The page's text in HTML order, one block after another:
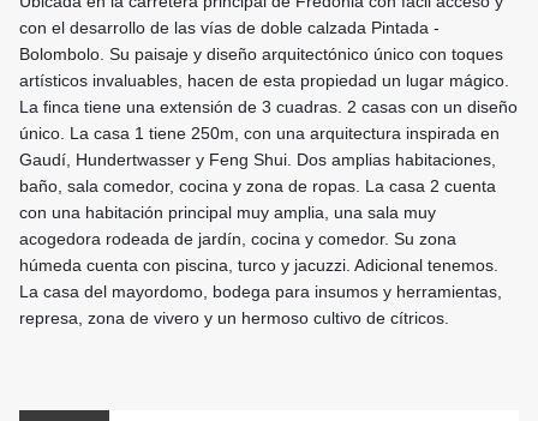
con el desarrollo de las vías de doble calzada Pintada -
Bolombolo. Su paisaje y diseño arquitectónico único con toques
artísticos invaluables, hacen de esta propiedad un lugar mágico.
La finca tiene una extensión de 3 cuadras. 2 casas con un diseño
único. La casa 1 tiene 250m, con una arquitectura inspirada en
Gaudí, Hundertwasser y Feng Shui. Dos amplias habitaciones,
baño, sala comedor, cocina y zona de ropas. La casa 2 cuenta
con una habitación principal muy amplia, una sala muy
acogedora rodeada de jardín, cocina y comedor. Su zona
húmeda cuenta con piscina, turco y jacuzzi. Adicional tenemos.
La casa del mayordomo, bodega para insumos y herramientas,
represa, zona de vivero y un hermoso cultivo de cítricos.